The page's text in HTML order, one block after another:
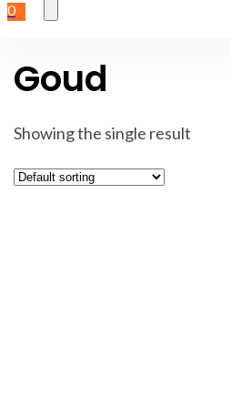
0
Goud
Showing the single result